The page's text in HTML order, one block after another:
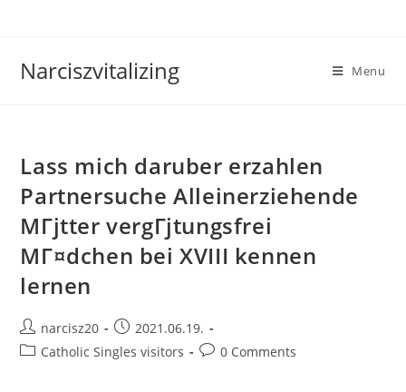
Narciszvitalizing Menu
Lass mich daruber erzahlen
Partnersuche Alleinerziehende
MГјtter vergГјtungsfrei
MГ¤dchen bei XVIII kennen
lernen
Post
author:
narcisz20
Post
published:
2021.06.19.
PostCatholic Singles visitors
Post0 Comments